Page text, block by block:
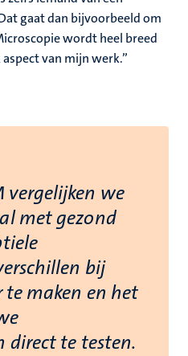
gaat dan bijvoorbeeld om
wordt heel breed
van mijn werk.”
vergelijken we
met gezond
bij
maken en het
direct te testen.